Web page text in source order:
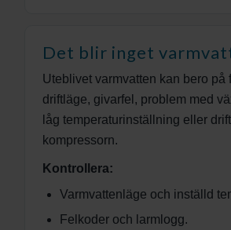
Det blir inget
Uteblivet varmvatten kan bero på
driftläge, givarfel, problem med
låg temperaturinställning eller
kompressorn.
Kontrollera:
Varmvattenläge och inställd
Felkoder och larmlogg.